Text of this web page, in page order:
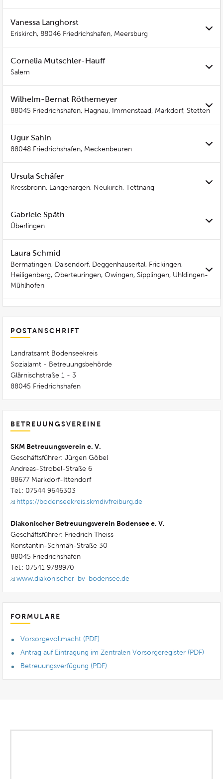
Vanessa Langhorst
Eriskirch, 88046 Friedrichshafen, Meersburg
Cornelia Mutschler-Hauff
Salem
Wilhelm-Bernat Röthemeyer
88045 Friedrichshafen, Hagnau, Immenstaad, Markdorf, Stetten
Ugur Sahin
88048 Friedrichshafen, Meckenbeuren
Ursula Schäfer
Kressbronn, Langenargen, Neukirch, Tettnang
Gabriele Späth
Überlingen
Laura Schmid
Bermatingen, Daisendorf, Deggenhausertal, Frickingen,
Heiligenberg, Oberteuringen, Owingen, Sipplingen, Uhldingen-
Mühlhofen
POSTANSCHRIFT
Landratsamt Bodenseekreis
Sozialamt - Betreuungsbehörde
Glärnischstraße 1 - 3
88045 Friedrichshafen
BETREUUNGSVEREINE
SKM Betreuungsverein e. V.
Geschäftsführer: Jürgen Göbel
Andreas-Strobel-Straße 6
88677 Markdorf-Ittendorf
Tel.: 07544 9646303
https://bodenseekreis.skmdivfreiburg.de
Diakonischer Betreuungsverein Bodensee e. V.
Geschäftsführer: Friedrich Theiss
Konstantin-Schmäh-Straße 30
88045 Friedrichshafen
Tel.: 07541 9788970
www.diakonischer-bv-bodensee.de
FORMULARE
Vorsorgevollmacht (PDF)
Antrag auf Eintragung im Zentralen Vorsorgeregister (PDF)
Betreuungsverfügung (PDF)